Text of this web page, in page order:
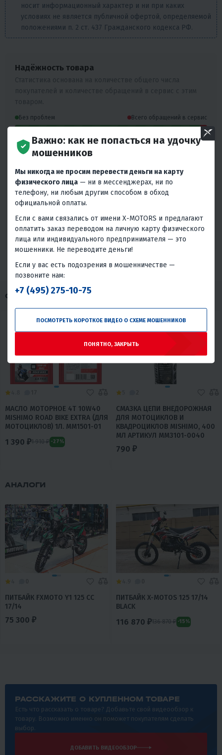
носит информационный характер и ни при каких
условиях не является публичной офертой, определяемой
положениями п. 2 ст. 437 Гражданского кодекса РФ.
Надёжность товара
Без проблем Всего обращений в сервис
96.77% 3.23%
Умеренная надёжность
использован.
Дефекты двигателя или трансмиссии
Дефекты электрики и электроники
Дефекты топливной и смазочной системы
Дефекты конструкции и корпуса
Прочие дефекты и неисправности
СОПУТСТВУЮЩИЕ ТОВАРЫ
МАСЛО МОТОРНОЕ 4T 10W40
MISHIMO ROAD BIKE EXTRA (ДЛЯ
МОТОЦИКЛОВ) 1Л. MM1501-01
1 390 ₽1 910 ₽ -27%
СМАЗКА ЦЕПИ ВНЕДОРОЖНАЯ
ДЛЯ МОТОЦИКЛОВ И
КВАДРОЦИКЛОВ MISHIMO, 400
МЛ АРТИКУЛ MM3101-0040
790 ₽
АНАЛОГИ
ПИТБАЙК FXMOTO Y1 125 CC
17/14
75 300 ₽
ПИТБАЙК X-MOTOS 125 17/14
BLACK
116 870 ₽136 870 ₽ -15%
РАССКАЖИТЕ О КУПЛЕННОМ ТОВАРЕ
Есть что рассказать о товаре? Добавьте свой видеообзор к
товару. Возможно именно он поможет покупателям сделать
выбор.
ДОБАВИТЬ ВИДЕООБЗОР
Важно: как не попасться на удочку
мошенников
Мы никогда не просим перевести деньги на карту
физического лица — ни в мессенджерах, ни по
телефону, ни любым другим способом в обход
официальной оплаты.
Если с вами связались от имени X-MOTORS и предлагают
оплатить заказ переводом на личную карту физического
лица или индивидуального предпринимателя — это
мошенники. Не переводите деньги!
Если у вас есть подозрения в мошенничестве —
позвоните нам:
+7 (495) 275-10-75
ПОСМОТРЕТЬ КОРОТКОЕ ВИДЕО О СХЕМЕ МОШЕННИКОВ
ПОНЯТНО, ЗАКРЫТЬ